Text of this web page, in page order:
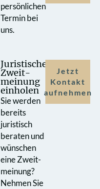
persönlichen
Termin bei
uns.
Juristische
Zweit­
meinung
einholen
Sie werden
bereits
juristisch
beraten und
wünschen
eine Zweit­
meinung?
Nehmen Sie
Jetzt
Kontakt
aufnehmen